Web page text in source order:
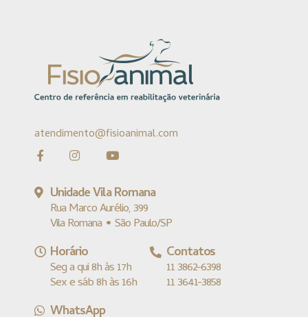
atendimento@fisioanimal.com
Unidade Vila Romana
Rua Marco Aurélio, 399
Vila Romana • São Paulo/SP
Horário
Seg a qui 8h às 17h
Sex e sáb 8h às 16h
Contatos
11 3862-6398
11 3641-3858
WhatsApp